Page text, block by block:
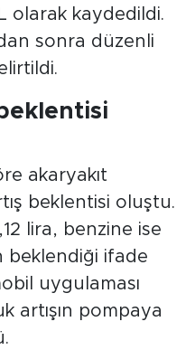
olarak kaydedildi.
sonra düzenli
akaryakıt
beklentisi oluştu.
lira, benzine ise
beklendiği ifade
uygulaması
artışın pompaya